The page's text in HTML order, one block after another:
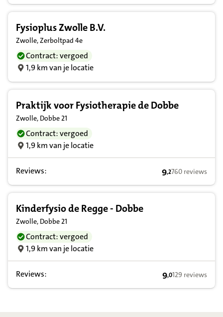
Fysioplus Zwolle B.V.
Zwolle, Zerboltpad 4e
Contract: vergoed
1,9 km van je locatie
Praktijk voor Fysiotherapie de Dobbe
Zwolle, Dobbe 21
Contract: vergoed
1,9 km van je locatie
Reviews: 9,2 op basis van
9,2760 reviews
Kinderfysio de Regge - Dobbe
Zwolle, Dobbe 21
Contract: vergoed
1,9 km van je locatie
Reviews: 9,0 op basis van
9,0129 reviews